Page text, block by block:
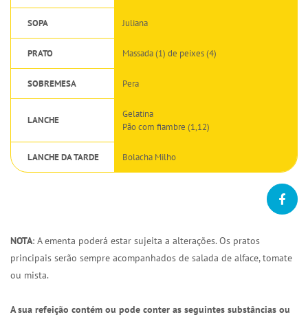
SOPA Juliana
PRATO Massada (1) de peixes (4)
SOBREMESA Pera
LANCHE
Gelatina
Pão com fiambre (1,12)
LANCHE DA TARDE Bolacha Milho
NOTA: A ementa poderá estar sujeita a alterações. Os pratos
principais serão sempre acompanhados de salada de alface, tomate
ou mista.
A sua refeição contém ou pode conter as seguintes substâncias ou